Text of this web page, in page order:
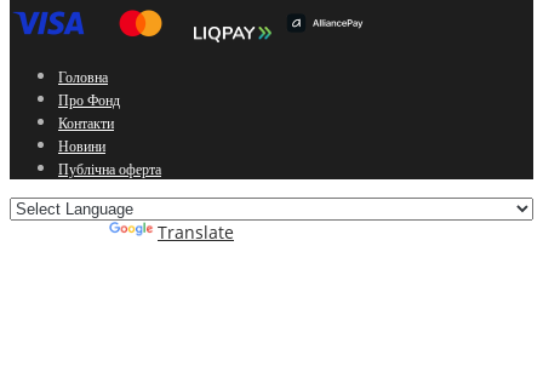
Головна
Про Фонд
Контакти
Новини
Публічна оферта
Translate